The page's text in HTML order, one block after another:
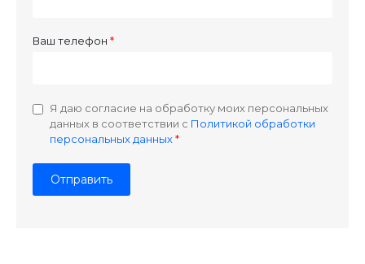
Ваш телефон
Я даю согласие на обработку моих персональных
данных в соответствии с Политикой обработки
персональных данных